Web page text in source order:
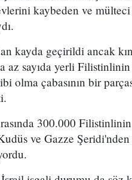
kaybeden ve
kayda geçirildi ancak
sayıda yerli
olma çabasının bir
300.000 Filistinlinin
ve Gazze